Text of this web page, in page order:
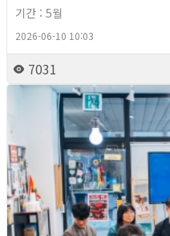
기간 : 5월
2026-06-10 10:03
7031